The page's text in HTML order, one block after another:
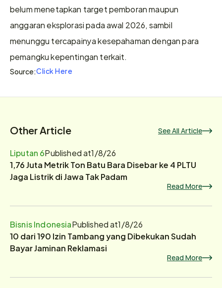
belum menetapkan target pemboran maupun
anggaran eksplorasi pada awal 2026, sambil
menunggu tercapainya kesepahaman dengan para
pemangku kepentingan terkait.
Source:Click Here
Other Article See All Article
Liputan 6Published at1/8/26
1,76 Juta Metrik Ton Batu Bara Disebar ke 4 PLTU
Jaga Listrik di Jawa Tak Padam
Read More
Bisnis IndonesiaPublished at1/8/26
10 dari 190 Izin Tambang yang Dibekukan Sudah
Bayar Jaminan Reklamasi
Read More